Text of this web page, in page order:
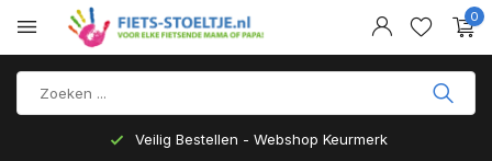
0
Veilig Bestellen - Webshop Keurmerk